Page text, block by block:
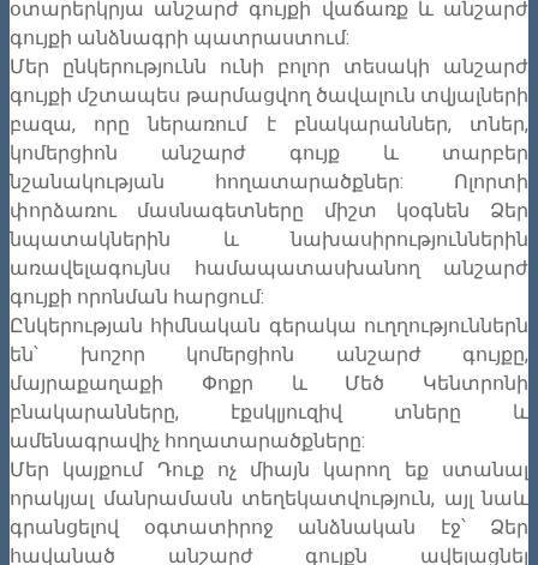
օտարերկրյա անշարժ գույքի վաճառք և անշարժ
գույքի անձնագրի պատրաստում:
Մեր ընկերությունն ունի բոլոր տեսակի անշարժ
գույքի մշտապես թարմացվող ծավալուն տվյալների
բազա, որը ներառում է բնակարաններ, տներ,
կոմերցիոն անշարժ գույք և տարբեր
նշանակության հողատարածքներ: Ոլորտի
փորձառու մասնագետները միշտ կօգնեն Ձեր
նպատակներին և նախասիրություններին
առավելագույնս համապատասխանող անշարժ
գույքի որոնման հարցում:
Ընկերության հիմնական գերակա ուղղություններն
են՝ խոշոր կոմերցիոն անշարժ գույքը,
մայրաքաղաքի Փոքր և Մեծ Կենտրոնի
բնակարանները, էքսկլյուզիվ տները և
ամենագրավիչ հողատարածքները:
Մեր կայքում Դուք ոչ միայն կարող եք ստանալ
որակյալ մանրամասն տեղեկատվություն, այլ նաև
գրանցելով օգտատիրոջ անձնական էջ՝ Ձեր
հավանած անշարժ գույքն ավելացնել